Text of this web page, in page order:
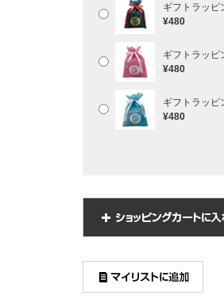
ギフトラッ
¥480
ギフトラッ
¥480
ギフトラッ
¥480